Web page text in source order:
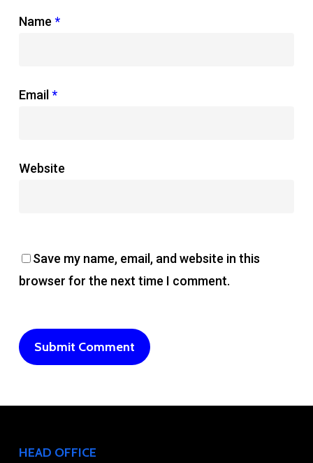
Name *
Email*
Website
Save my name, email, and website in this
browser for the next time I comment.
HEAD OFFICE